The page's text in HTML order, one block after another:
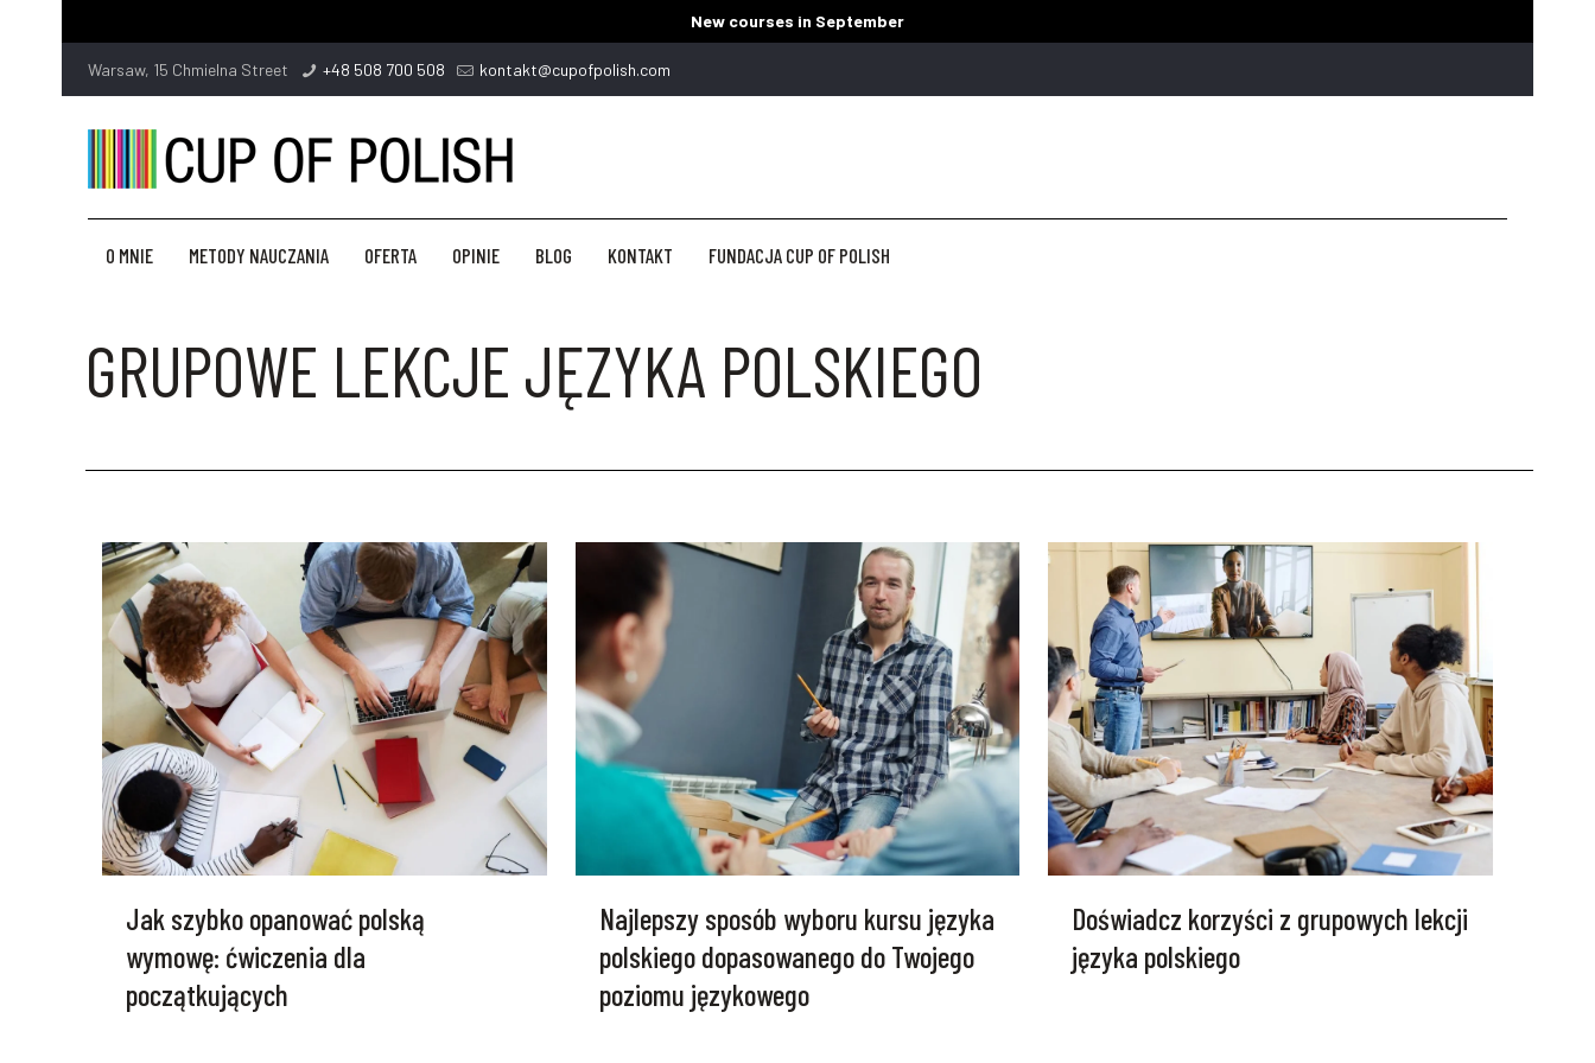
New courses in September
Warsaw, 15 Chmielna Street +48 508 700 508 kontakt@cupofpolish.com
O MNIE METODY NAUCZANIA OFERTA OPINIE BLOG KONTAKT FUNDACJA CUP OF POLISH
GRUPOWE LEKCJE JĘZYKA POLSKIEGO
Jak szybko opanować polską
wymowę: ćwiczenia dla
początkujących
Najlepszy sposób wyboru kursu języka
polskiego dopasowanego do Twojego
poziomu językowego
Doświadcz korzyści z grupowych lekcji
języka polskiego